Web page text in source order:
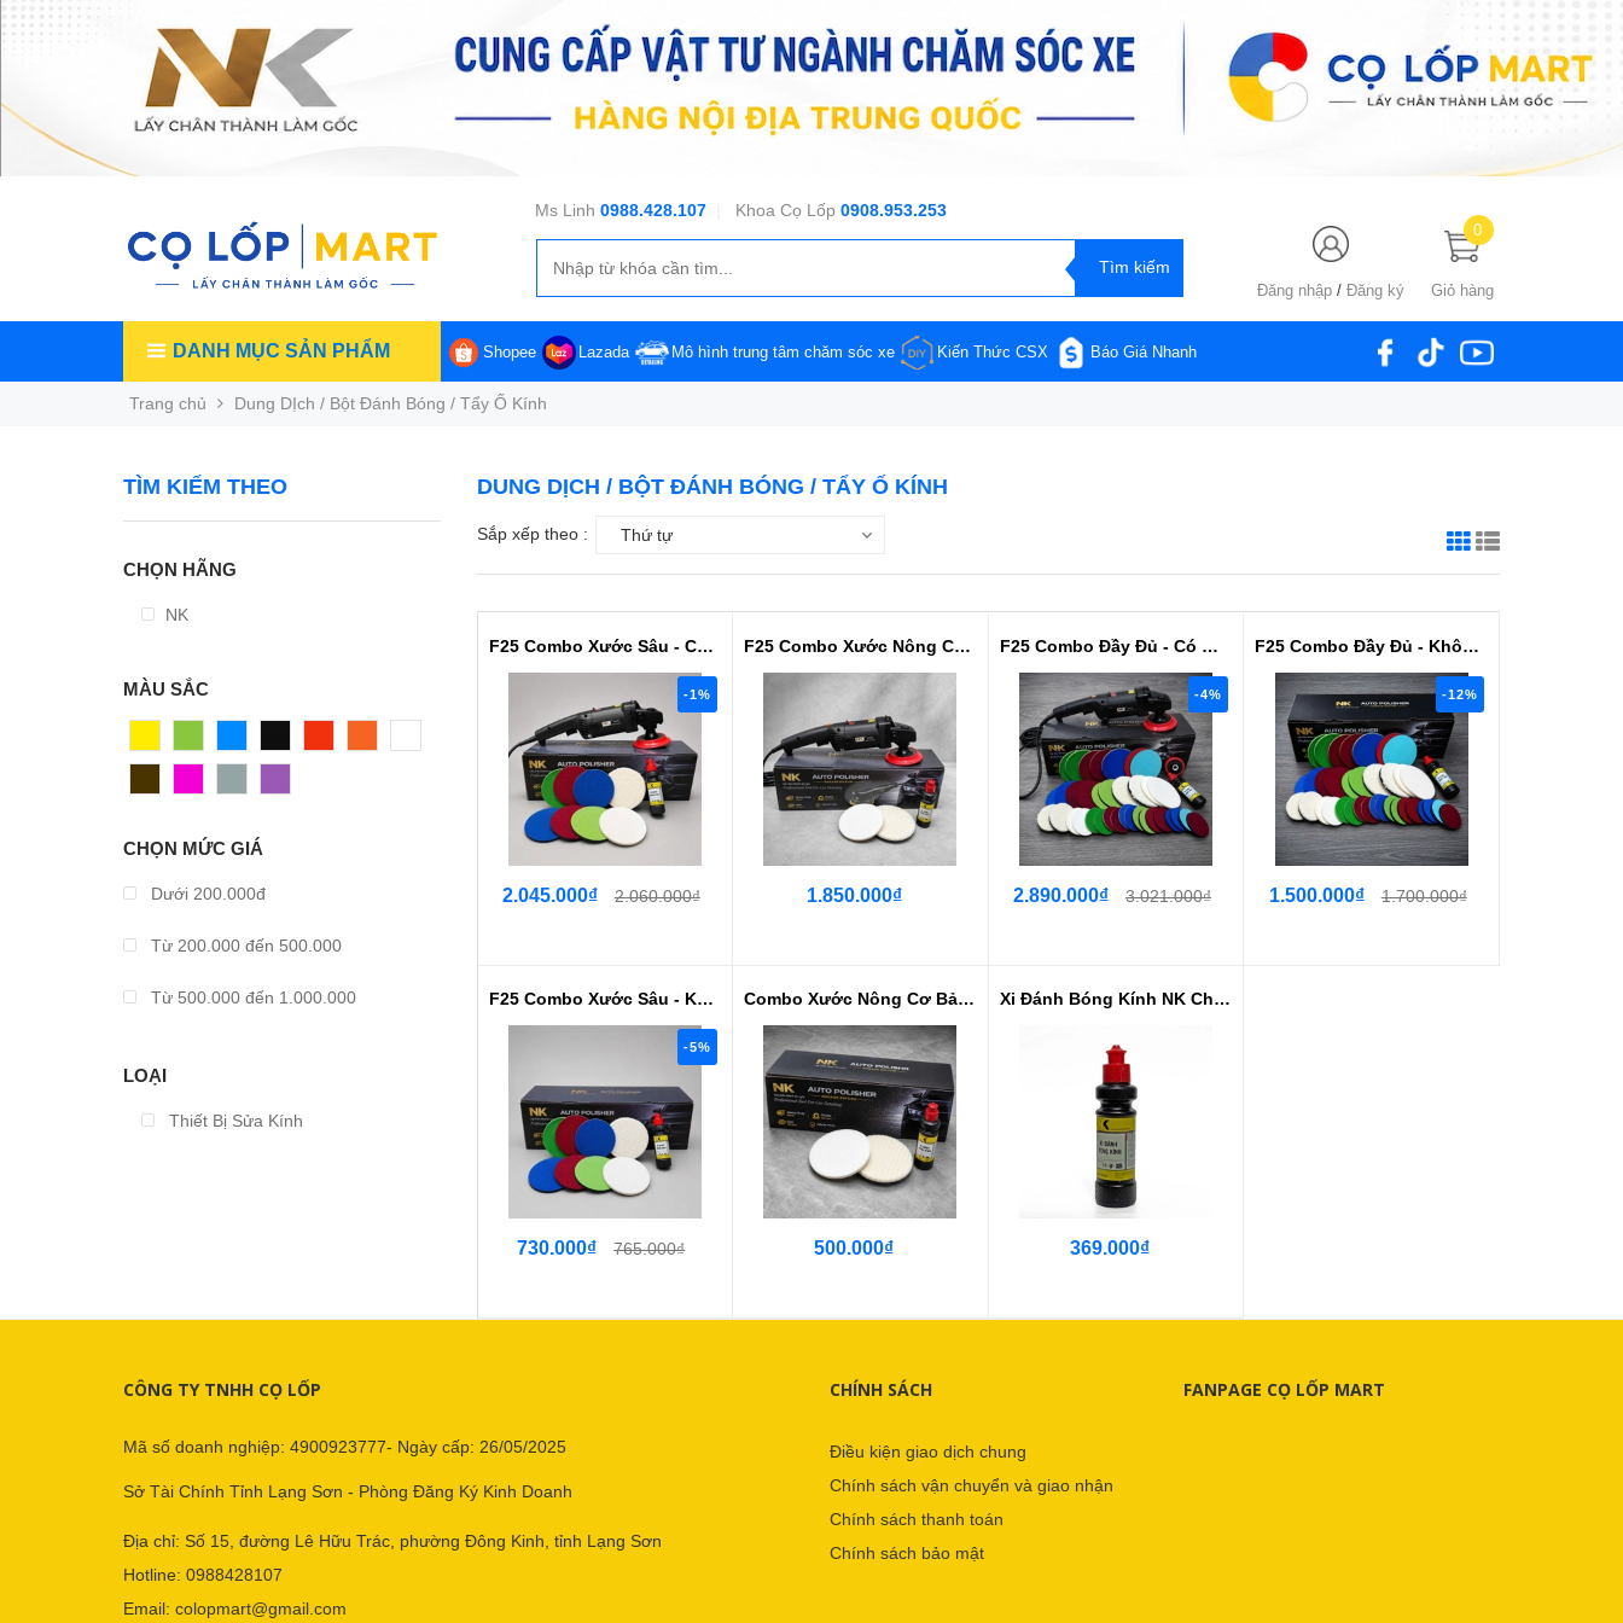
Ms Linh 0988.428.107| Khoa Cọ Lốp 0908.953.253
Đăng nhập / Đăng ký Giỏ hàng
0
DANH MỤC SẢN PHẨM Shopee Lazada Mô hình trung tâm chăm sóc xe Kiến Thức CSX Báo Giá Nhanh
Trang chủ Dung DỊch / Bột Đánh Bóng / Tẩy Ố Kính
TÌM KIẾM THEO
CHỌN HÃNG
NK
MÀU SẮC
CHỌN MỨC GIÁ
Dưới 200.000đ
Từ 200.000 đến 500.000
Từ 500.000 đến 1.000.000
LOẠI
Thiết Bị Sửa Kính
DUNG DỊCH / BỘT ĐÁNH BÓNG / TẨY Ố KÍNH
Sắp xếp theo : Thứ tự
F25 Combo Xước Sâu - Có Máy
-1%
2.045.000₫ 2.060.000₫
F25 Combo Xước Nông Cơ Bản - Có Máy
1.850.000₫
F25 Combo Đầy Đủ - Có Máy
-4%
2.890.000₫ 3.021.000₫
F25 Combo Đầy Đủ - Không Máy
-12%
1.500.000₫ 1.700.000₫
F25 Combo Xước Sâu - Không Máy
-5%
730.000₫ 765.000₫
Combo Xước Nông Cơ Bản - Không Máy
500.000₫
Xi Đánh Bóng Kính NK Chuyên Dụng...
369.000₫
CÔNG TY TNHH CỌ LỐP
Mã số doanh nghiệp: 4900923777- Ngày cấp: 26/05/2025
Sở Tài Chính Tỉnh Lạng Sơn - Phòng Đăng Ký Kinh Doanh
Địa chỉ: Số 15, đường Lê Hữu Trác, phường Đông Kinh, tỉnh Lạng Sơn
Hotline: 0988428107
Email: colopmart@gmail.com
CHÍNH SÁCH
Điều kiện giao dịch chung
Chính sách vận chuyển và giao nhận
Chính sách thanh toán
Chính sách bảo mật
FANPAGE CỌ LỐP MART